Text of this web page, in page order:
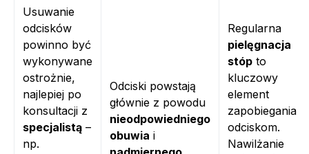
Usuwanie
odcisków
powinno być
wykonywane
ostrożnie,
najlepiej po
konsultacji z
specjalistą –
np.
Odciski powstają
głównie z powodu
nieodpowiedniego
obuwia i
Regularna
pielęgnacja
stóp to
kluczowy
element
zapobiegania
odciskom.
Nawilżanie